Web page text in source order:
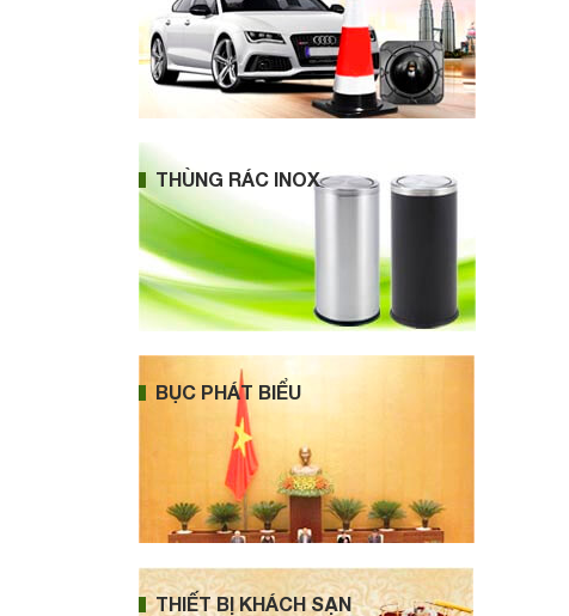
THÙNG RÁC INOX
BỤC PHÁT BIỂU
THIẾT BỊ KHÁCH SẠN